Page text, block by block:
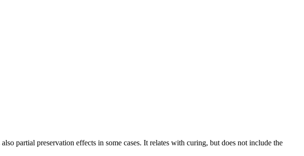
partial preservation effects in some cases. It relates with curing, but does not include the